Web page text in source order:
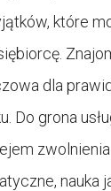
które
dla
Do grona
zwolnienia
nauka